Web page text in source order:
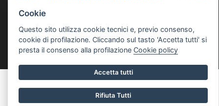
Questo sito utilizza, nella versione per UTENTI CON
DISLESSIA,Biancoenero ®, una font italiana ad Alta
Leggibilità.
Cookie
Questo sito utilizza cookie tecnici e, previo consenso,
cookie di profilazione. Cliccando sul tasto 'Accetta tutti' si
presta il consenso alla profilazione Cookie policy
Accetta tutti
Rifiuta Tutti